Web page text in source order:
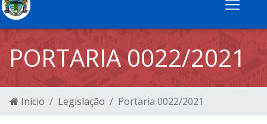
PORTARIA 0022/2021
Início Legislação Portaria 0022/2021